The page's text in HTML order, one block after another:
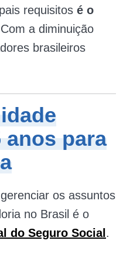
requisitos é o
a diminuição
brasileiros
anos para
os assuntos
no Brasil é o
do Seguro Social .